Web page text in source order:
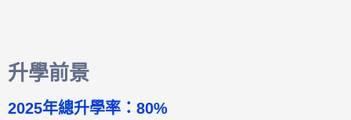
升學前景
2025年總升學率：80%